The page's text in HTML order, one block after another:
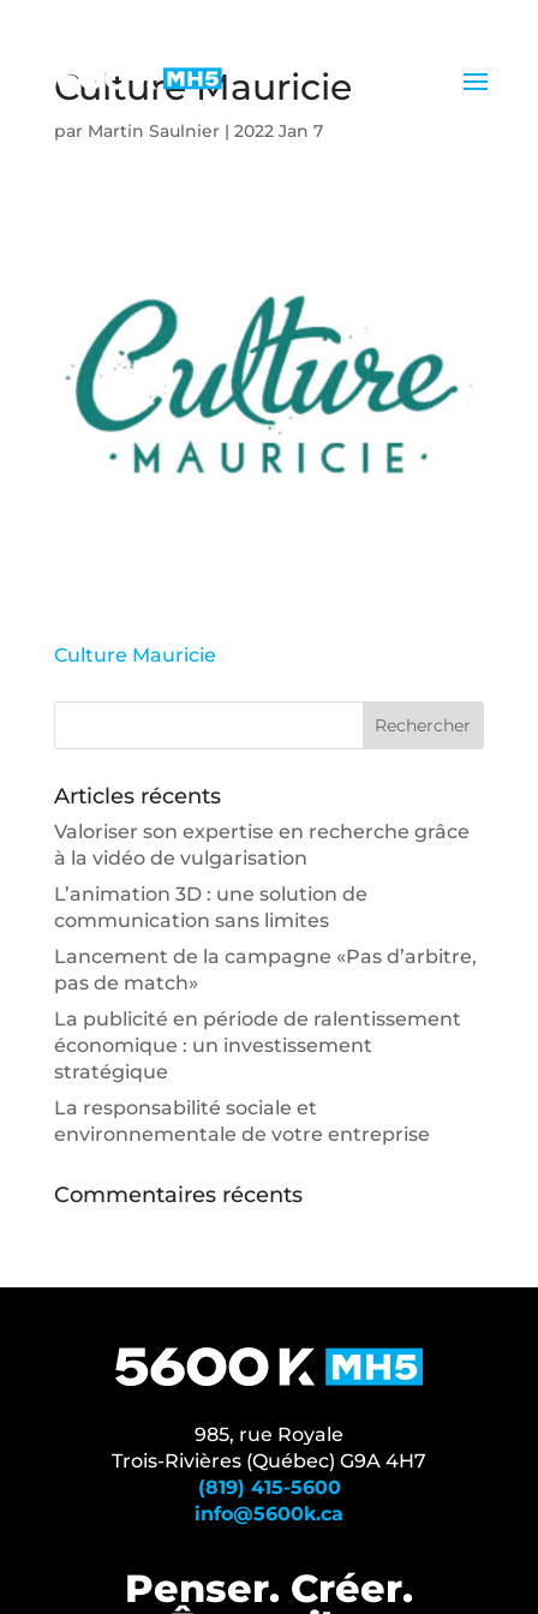
Culture Mauricie
par Martin Saulnier| 2022 Jan 7
Culture Mauricie
Articles récents
Valoriser son expertise en recherche grâce
à la vidéo de vulgarisation
L’animation 3D : une solution de
communication sans limites
Lancement de la campagne «Pas d’arbitre,
pas de match»
La publicité en période de ralentissement
économique : un investissement
stratégique
La responsabilité sociale et
environnementale de votre entreprise
Commentaires récents
985, rue Royale
Trois-Rivières (Québec) G9A 4H7
(819) 415-5600
info@5600k.ca
Penser. Créer.